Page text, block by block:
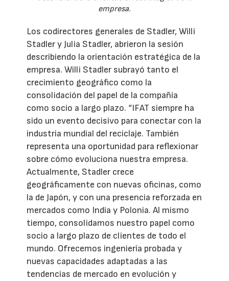
empresa.
Los codirectores generales de Stadler, Willi
Stadler y Julia Stadler, abrieron la sesión
describiendo la orientación estratégica de la
empresa. Willi Stadler subrayó tanto el
crecimiento geográfico como la
consolidación del papel de la compañía
como socio a largo plazo. “IFAT siempre ha
sido un evento decisivo para conectar con la
industria mundial del reciclaje. También
representa una oportunidad para reflexionar
sobre cómo evoluciona nuestra empresa.
Actualmente, Stadler crece
geográficamente con nuevas oficinas, como
la de Japón, y con una presencia reforzada en
mercados como India y Polonia. Al mismo
tiempo, consolidamos nuestro papel como
socio a largo plazo de clientes de todo el
mundo. Ofrecemos ingeniería probada y
nuevas capacidades adaptadas a las
tendencias de mercado en evolución y